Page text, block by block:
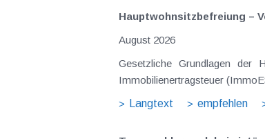
Hauptwohnsitz​­befreiung –
August 2026
Gesetzliche Grundlagen der Hauptwohnsitzbefreiung Eine Ausnahme von der
Immobilienertragsteuer
Langtext
empfehlen